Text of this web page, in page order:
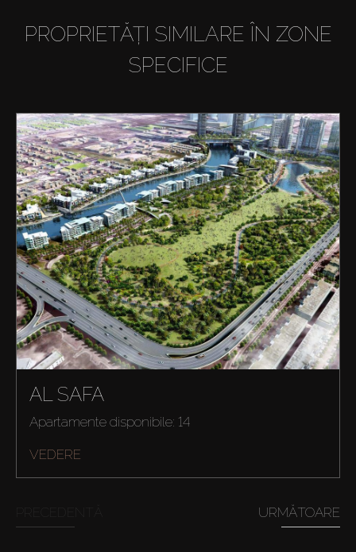
PROPRIETĂȚI SIMILARE ÎN ZONE
SPECIFICE
AL SAFA
Apartamente disponibile: 14
VEDERE
URMĂTOARE